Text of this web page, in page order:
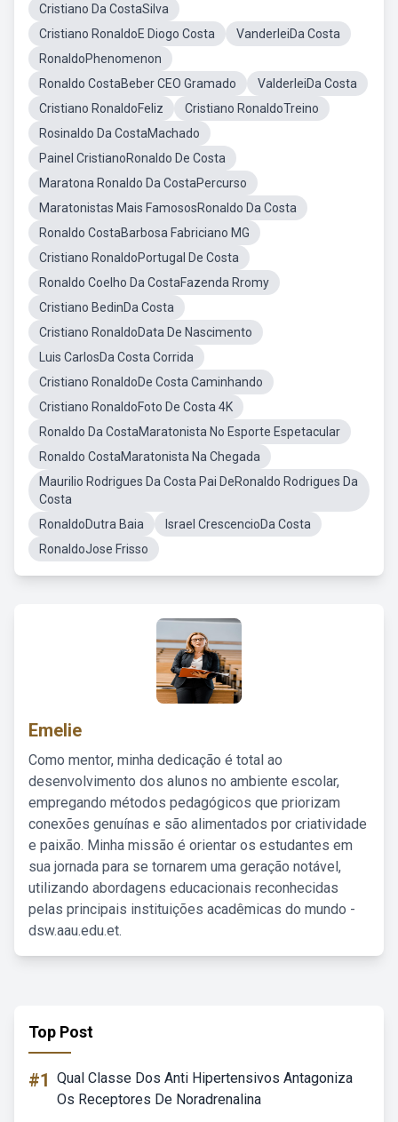
Cristiano Da CostaSilva
Cristiano RonaldoE Diogo Costa
VanderleiDa Costa
RonaldoPhenomenon
Ronaldo CostaBeber CEO Gramado
ValderleiDa Costa
Cristiano RonaldoFeliz
Cristiano RonaldoTreino
Rosinaldo Da CostaMachado
Painel CristianoRonaldo De Costa
Maratona Ronaldo Da CostaPercurso
Maratonistas Mais FamososRonaldo Da Costa
Ronaldo CostaBarbosa Fabriciano MG
Cristiano RonaldoPortugal De Costa
Ronaldo Coelho Da CostaFazenda Rromy
Cristiano BedinDa Costa
Cristiano RonaldoData De Nascimento
Luis CarlosDa Costa Corrida
Cristiano RonaldoDe Costa Caminhando
Cristiano RonaldoFoto De Costa 4K
Ronaldo Da CostaMaratonista No Esporte Espetacular
Ronaldo CostaMaratonista Na Chegada
Maurilio Rodrigues Da Costa Pai DeRonaldo Rodrigues Da
Costa
RonaldoDutra Baia
Israel CrescencioDa Costa
RonaldoJose Frisso
Emelie
Como mentor, minha dedicação é total ao
desenvolvimento dos alunos no ambiente escolar,
empregando métodos pedagógicos que priorizam
conexões genuínas e são alimentados por criatividade
e paixão. Minha missão é orientar os estudantes em
sua jornada para se tornarem uma geração notável,
utilizando abordagens educacionais reconhecidas
pelas principais instituições acadêmicas do mundo -
dsw.aau.edu.et.
Top Post
#1 Qual Classe Dos Anti Hipertensivos Antagoniza
Os Receptores De Noradrenalina